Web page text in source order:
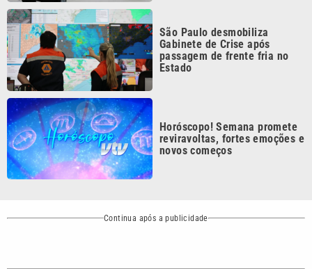
São Paulo desmobiliza
Gabinete de Crise após
passagem de frente fria no
Estado
Horóscopo! Semana promete
reviravoltas, fortes emoções e
novos começos
Continua após a publicidade